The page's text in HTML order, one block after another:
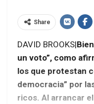
Share
DAVID BROOKS|
un voto , como
los que protestan
democracia por
ricos. Al arrancar